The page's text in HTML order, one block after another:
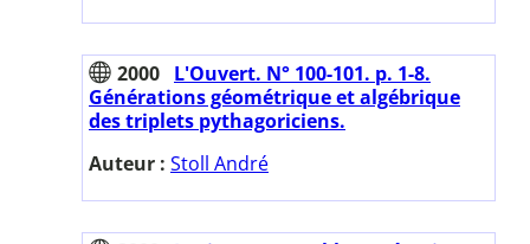
2000 L'Ouvert. N° 100-101. p. 1-8.
Générations géométrique et algébrique
des triplets pythagoriciens.
Auteur : Stoll André